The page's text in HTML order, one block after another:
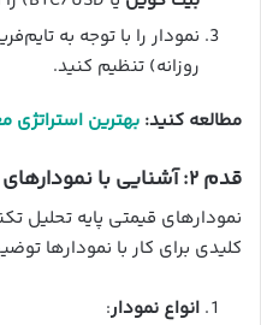
روزانه) تنظیم کنید.
مطالعه کنید: بهترین استراتژی
قدم ۲: آشنایی با نمودارهای قیمتی
نمودارهای قیمتی پایه تحلیل
کلیدی برای کار با نمودارها
انواع نمودار: